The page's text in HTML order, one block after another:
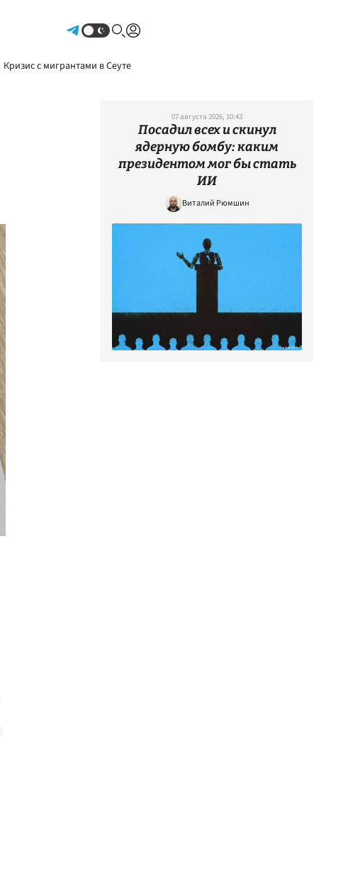
Кризис с мигрантами в Сеуте
07 августа 2026, 10:43
Посадил всех и скинул
ядерную бомбу: каким
президентом мог бы стать
ИИ
Виталий Рюмшин